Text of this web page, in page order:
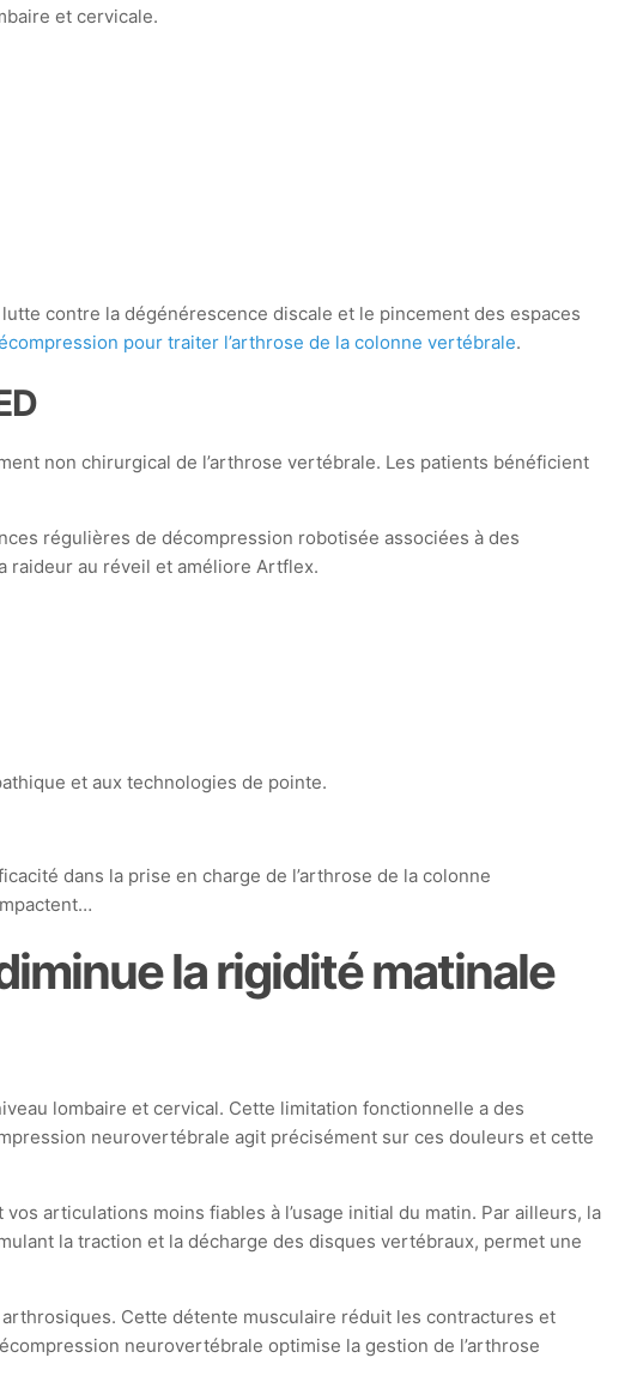
et cervicale.
contre la dégénérescence discale et le pincement des espaces
pour traiter l’arthrose de la colonne vertébrale.
non chirurgical de l’arthrose vertébrale. Les patients bénéficient
régulières de décompression robotisée associées à des
raideur au réveil et améliore Artflex.
et aux technologies de pointe.
dans la prise en charge de l’arthrose de la colonne
la rigidité matinale
lombaire et cervical. Cette limitation fonctionnelle a des
neurovertébrale agit précisément sur ces douleurs et cette
articulations moins fiables à l’usage initial du matin. Par ailleurs, la
la traction et la décharge des disques vertébraux, permet une
Cette détente musculaire réduit les contractures et
neurovertébrale optimise la gestion de l’arthrose